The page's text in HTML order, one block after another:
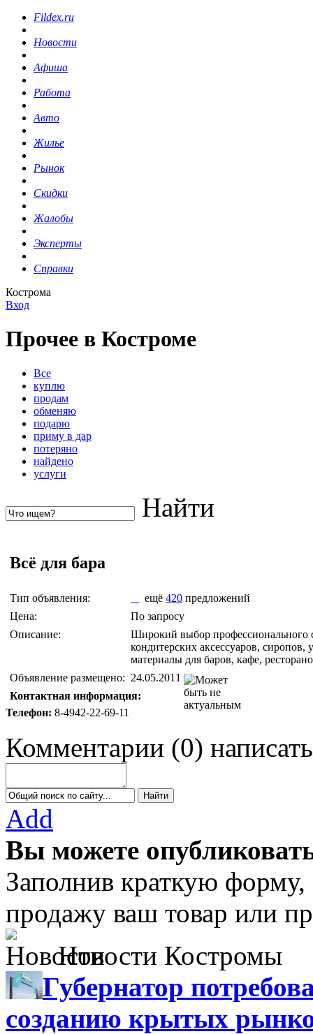
Fildex.ru
Новости
Афиша
Работа
Авто
Жилье
Рынок
Скидки
Жалобы
Эксперты
Справки
Кострома
Вход
Прочее в Костроме
Все
куплю
продам
обменяю
подарю
приму в дар
потеряно
найдено
услуги
Найти
Всё для бара
Тип объявления: ещё 420 предложений
Цена:
По запросу
Описание:
Широкий выбор профессионального
кондитерских аксессуаров,
материалы для баров, кафе,
Объявление размещено: 24.05.2011
Контактная информация:
Телефон: 8-4942-22-69-11
Комментарии (0) написать
Add
Вы можете
Заполнив краткую
продажу ваш товар или
Новости Костромы
Губернатор
созданию крытых